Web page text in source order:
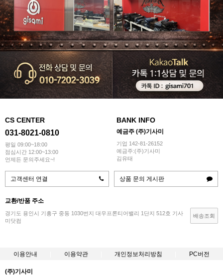
CS CENTER
031-8021-0810
평일 09:00~18:00
점심시간 12:00~13:00
언제든 문의주세요~!
BANK INFO
예금주 (주)기사미
기업 142-81-26152
예금주:(주)기사미
김유태
고객센터 연결 상품 문의 게시판
교환/반품 주소
경기도 용인시 기흥구 중동 1030번지 대우프론티어밸리 1단지 512호 기사
미닷컴
배송조회
이용안내 이용약관 개인정보처리방침 PC버전
(주)기사미